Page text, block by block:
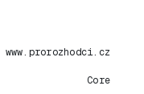
www.prorozhodci.cz
Core